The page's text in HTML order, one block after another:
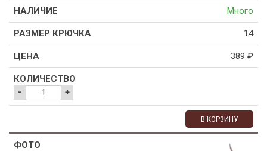
Много
14
389 ₽
- +
В КОРЗИНУ